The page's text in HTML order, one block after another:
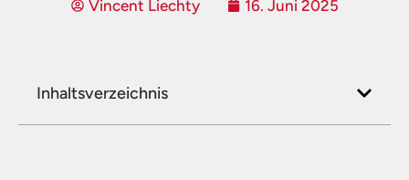
Vincent Liechty 16. Juni 2025
Inhaltsverzeichnis